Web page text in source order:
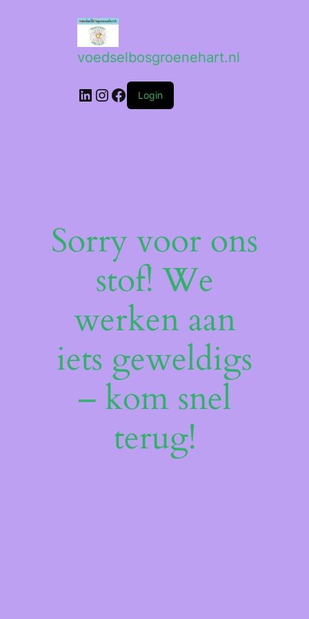
voedselbosgroenehart.nl
LinkedIn
Instagram
Facebook
Login
Sorry voor ons
stof! We
werken aan
iets geweldigs
– kom snel
terug!